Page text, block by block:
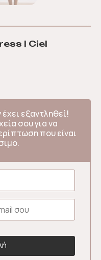
| Ciel
εξαντληθεί!
σου για να
που είναι